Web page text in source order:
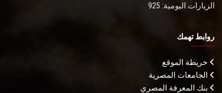
الزيارات اليومية: 925
روابط تهمك
خريطة الموقع
الجامعات المصرية
بنك المعرفة المصري